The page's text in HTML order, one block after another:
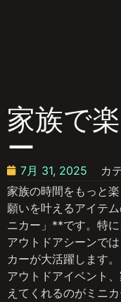
家族で
ー
7月 31, 2025 カ
家族の時間をもっと
願いを叶えるアイテ
ニカー」**です。特
アウトドアシーンで
カーが大活躍します
アウトドアイベント
えてくれるのがミニカ